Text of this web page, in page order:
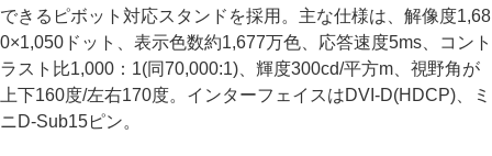
できるピボット対応スタンドを採用。主な仕様は、解像度1,68
0×1,050ドット、表示色数約1,677万色、応答速度5ms、コント
ラスト比1,000：1(同70,000:1)、輝度300cd/平方m、視野角が
上下160度/左右170度。インターフェイスはDVI-D(HDCP)、ミ
ニD-Sub15ピン。